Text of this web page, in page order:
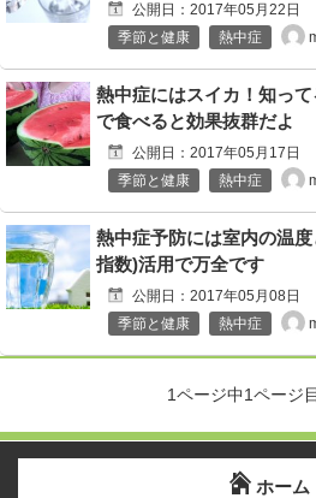
公開日：2017年05月22日
季節と健康
熱中症
熱中症にはスイカ！知っ
で食べると効果抜群だよ
公開日：2017年05月17日
季節と健康
熱中症
熱中症予防には室内の温
指数)活用で万全です
公開日：2017年05月08日
季節と健康
熱中症
1ページ中1ページ
ホーム